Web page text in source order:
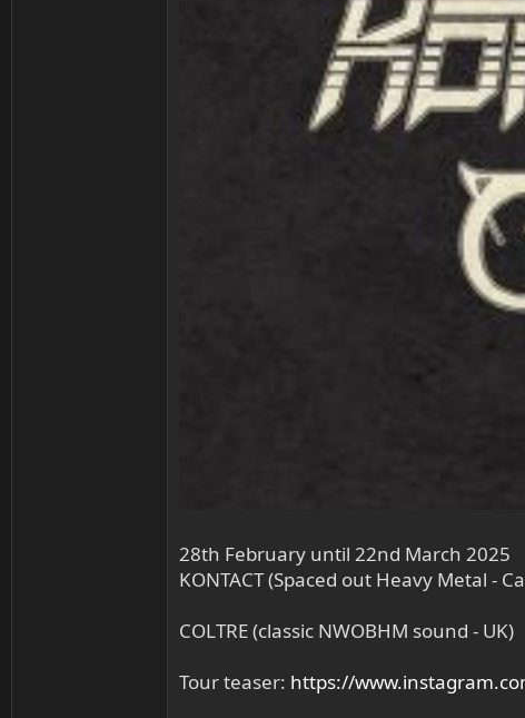
28th February until 22nd March 2025
KONTACT (Spaced out Heavy Metal -
COLTRE (classic NWOBHM sound - UK)
Tour teaser: https://